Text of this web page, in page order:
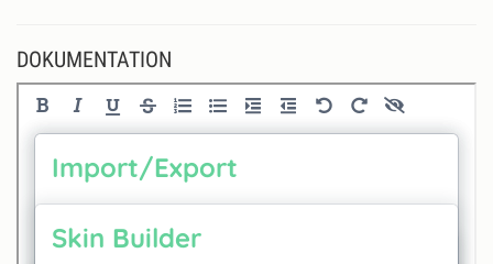
DOKUMENTATION